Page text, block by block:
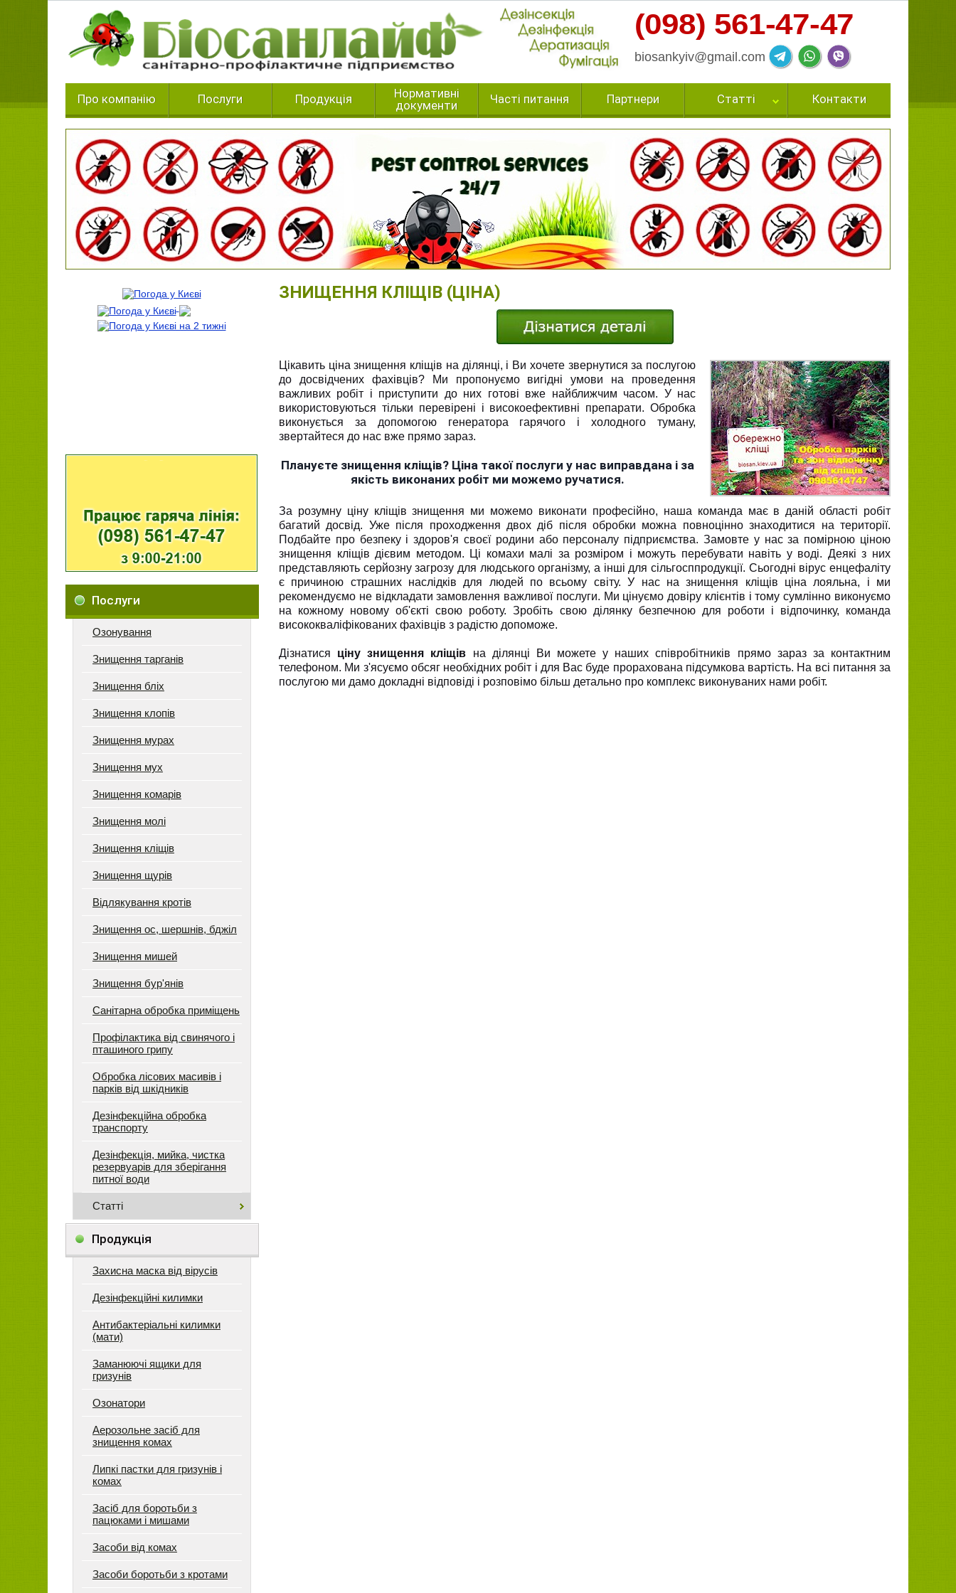
(098) 561-47-47
biosankyiv@gmail.com
Про компанію Послуги Продукція
Нормативні
документи
Часті питання Партнери Статті Контакти
Послуги
Озонування
Знищення тарганів
Знищення бліх
Знищення клопів
Знищення мурах
Знищення мух
Знищення комарів
Знищення молі
Знищення кліщів
Знищення щурів
Відлякування кротів
Знищення ос, шершнів, бджіл
Знищення мишей
Знищення бур'янів
Санітарна обробка приміщень
Профілактика від свинячого і
пташиного грипу
Обробка лісових масивів і
парків від шкідників
Дезінфекційна обробка
транспорту
Дезінфекція, мийка, чистка
резервуарів для зберігання
питної води
Статті
Продукція
Захисна маска від вірусів
Дезінфекційні килимки
Антибактеріальні килимки
(мати)
Заманюючі ящики для
гризунів
Озонатори
Аерозольне засіб для
знищення комах
Липкі пастки для гризунів і
комах
Засіб для боротьби з
пацюками і мишами
Засоби від комах
Засоби боротьби з кротами
ЗНИЩЕННЯ КЛІЩІВ (ЦІНА)
Цікавить ціна знищення кліщів на ділянці, і Ви хочете звернутися за послугою
до досвідчених фахівців? Ми пропонуємо вигідні умови на проведення
важливих робіт і приступити до них готові вже найближчим часом. У нас
використовуються тільки перевірені і високоефективні препарати. Обробка
виконується за допомогою генератора гарячого і холодного туману,
звертайтеся до нас вже прямо зараз.
Плануєте знищення кліщів? Ціна такої послуги у нас виправдана і за
якість виконаних робіт ми можемо ручатися.
За розумну ціну кліщів знищення ми можемо виконати професійно, наша команда має в даній області робіт
багатий досвід. Уже після проходження двох діб після обробки можна повноцінно знаходитися на території.
Подбайте про безпеку і здоров'я своєї родини або персоналу підприємства. Замовте у нас за помірною ціною
знищення кліщів дієвим методом. Ці комахи малі за розміром і можуть перебувати навіть у воді. Деякі з них
представляють серйозну загрозу для людського організму, а інші для сільгосппродукції. Сьогодні вірус енцефаліту
є причиною страшних наслідків для людей по всьому світу. У нас на знищення кліщів ціна лояльна, і ми
рекомендуємо не відкладати замовлення важливої послуги. Ми цінуємо довіру клієнтів і тому сумлінно виконуємо
на кожному новому об'єкті свою роботу. Зробіть свою ділянку безпечною для роботи і відпочинку, команда
висококваліфікованих фахівців з радістю допоможе.
Дізнатися ціну знищення кліщів на ділянці Ви можете у наших співробітників прямо зараз за контактним
телефоном. Ми з'ясуємо обсяг необхідних робіт і для Вас буде прорахована підсумкова вартість. На всі питання за
послугою ми дамо докладні відповіді і розповімо більш детально про комплекс виконуваних нами робіт.